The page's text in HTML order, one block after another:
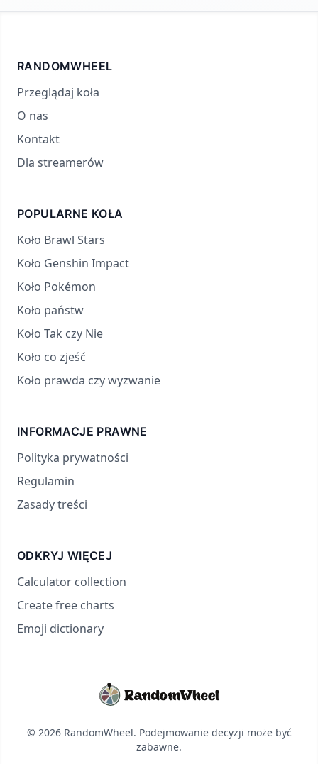
RANDOMWHEEL
Przeglądaj koła
O nas
Kontakt
Dla streamerów
POPULARNE KOŁA
Koło Brawl Stars
Koło Genshin Impact
Koło Pokémon
Koło państw
Koło Tak czy Nie
Koło co zjeść
Koło prawda czy wyzwanie
INFORMACJE PRAWNE
Polityka prywatności
Regulamin
Zasady treści
ODKRYJ WIĘCEJ
Calculator collection
Create free charts
Emoji dictionary
© 2026 RandomWheel. Podejmowanie decyzji może być
zabawne.